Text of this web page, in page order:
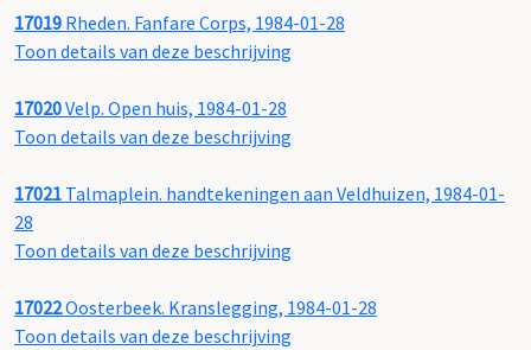
17019 Rheden. Fanfare Corps, 1984-01-28
Toon details van deze beschrijving
17020Velp. Open huis, 1984-01-28
Toon details van deze beschrijving
17021 Talmaplein. handtekeningen aan Veldhuizen, 1984-01-
28
Toon details van deze beschrijving
17022Oosterbeek. Kranslegging, 1984-01-28
Toon details van deze beschrijving